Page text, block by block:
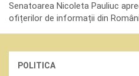
Senatoarea Nicoleta Pauliuc
ofițerilor de informații din
POLITICA